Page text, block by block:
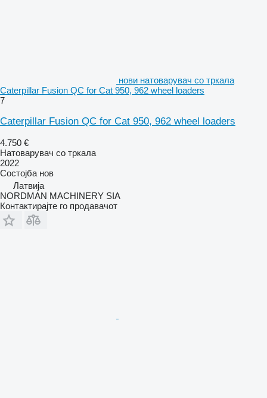
нови натоварувач со тркала
Caterpillar Fusion QC for Cat 950, 962 wheel loaders
7
Caterpillar Fusion QC for Cat 950, 962 wheel loaders
4.750 €
Натоварувач со тркала
2022
Состојба нов
Латвија
NORDMAN MACHINERY SIA
Контактирајте го продавачот